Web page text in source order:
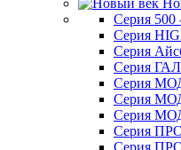
Серия 500
Серия
Серия
Серия
Серия
Серия
Серия
Серия
Серия